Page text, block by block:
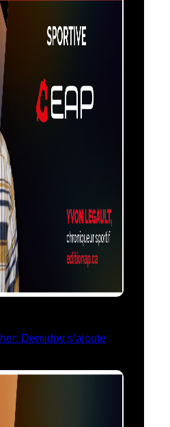
Demidov s’ajoute